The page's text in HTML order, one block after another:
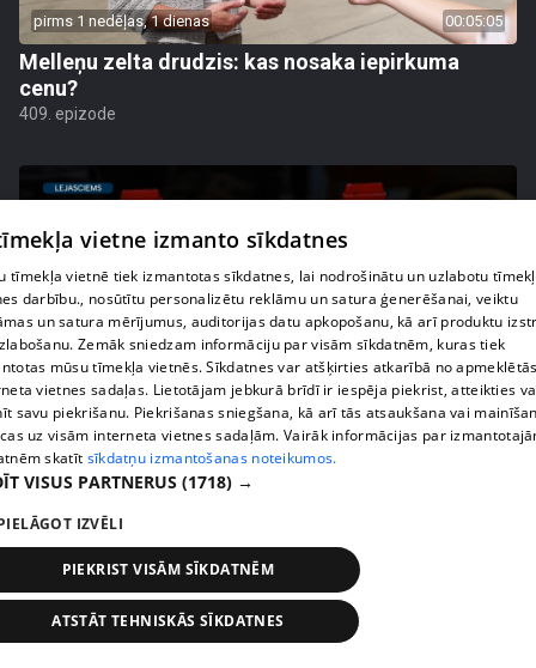
pirms 1 nedēļas, 1 dienas 00:05:05
Melleņu zelta drudzis: kas nosaka iepirkuma
cenu?
409. epizode
pirms 1 nedēļas, 1 dienas 00:02:49
Ogas un sēnes šogad dārgākas, bet uzpirkšanas
punktos to krietni mazāk
409. epizode
vietne izmanto sīkdatnes
tīmekļa vietnē tiek izmantotas sīkdatnes, lai nodrošinātu un uzlabotu
darbību., nosūtītu personalizētu reklāmu un satura ģenerēšanai, veiktu
un satura mērījumus, auditorijas datu apkopošanu, kā arī produktu
Zemāk sniedzam informāciju par visām sīkdatnēm, kuras tiek
mūsu tīmekļa vietnēs. Sīkdatnes var atšķirties atkarībā no
vietnes sadaļas. Lietotājam jebkurā brīdī ir iespēja piekrist, atteikties
savu piekrišanu. Piekrišanas sniegšana, kā arī tās atsaukšana vai
uz visām interneta vietnes sadaļām. Vairāk informācijas par
skatīt sīkdatņu izmantošanas noteikumos.
VISUS PARTNERUS (1718) →
IZVĒLI
PIEKRIST VISĀM SĪKDATNĒM
ATSTĀT TEHNISKĀS SĪKDATNES